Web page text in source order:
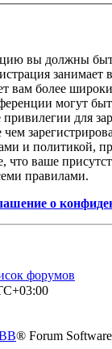
вы должны
занимает
вам более
могут
для
и политикой,
что ваше
правилами.
о
форумов
® Forum